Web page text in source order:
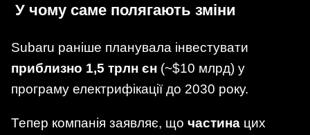
У чому саме полягають зміни
Subaru раніше планувала інвестувати
приблизно 1,5 трлн єн (~$10 млрд) у
програму електрифікації до 2030 року.
Тепер компанія заявляє, що частина цих